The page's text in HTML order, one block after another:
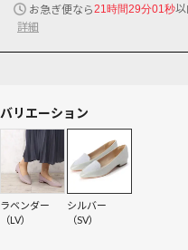
お急ぎ便なら21時間29分01秒以
詳細
バリエーション
ラベンダー
（LV）
シルバー
（SV）